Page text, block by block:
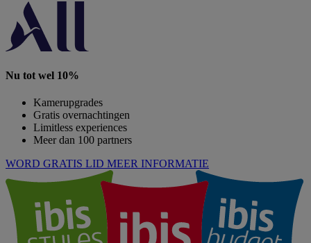
Nu tot wel 10%
Kamerupgrades
Gratis overnachtingen
Limitless experiences
Meer dan 100 partners
WORD GRATIS LID MEER INFORMATIE